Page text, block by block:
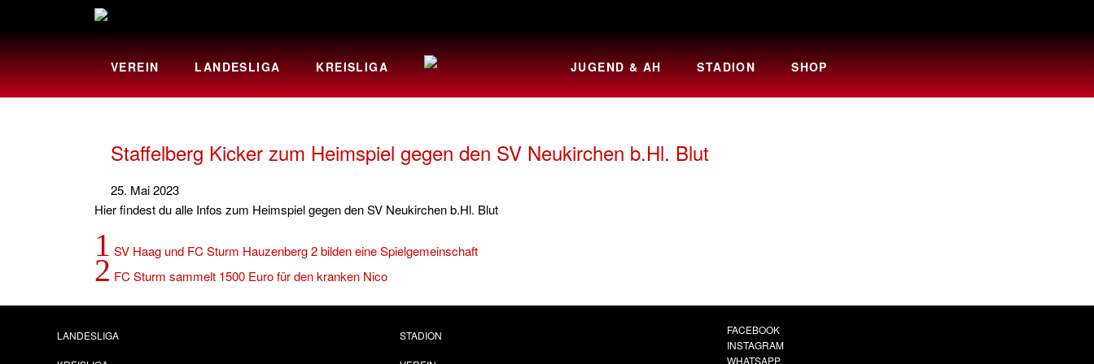
VEREIN LANDESLIGA KREISLIGA JUGEND & AH STADION SHOP
Staffelberg Kicker zum Heimspiel gegen den SV Neukirchen b.Hl. Blut
25. Mai 2023
Hier findest du alle Infos zum Heimspiel gegen den SV Neukirchen b.Hl. Blut
1 SV Haag und FC Sturm Hauzenberg 2 bilden eine Spielgemeinschaft
2 FC Sturm sammelt 1500 Euro für den kranken Nico
LANDESLIGA STADION
FACEBOOK
INSTAGRAM
WHATSAPP